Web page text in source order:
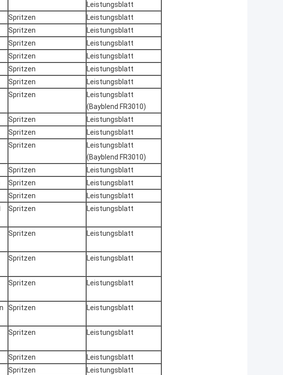
Leistungsblatt
Spritzen
Leistungsblatt
Spritzen
Leistungsblatt
Spritzen
Leistungsblatt
Spritzen
Leistungsblatt
Spritzen
Leistungsblatt
Spritzen
Leistungsblatt
Spritzen
Leistungsblatt
(Bayblend FR3010)
Spritzen
Leistungsblatt
Spritzen
Leistungsblatt
Spritzen
Leistungsblatt
(Bayblend FR3010)
Spritzen
Leistungsblatt
Spritzen
Leistungsblatt
Spritzen
Leistungsblatt
Spritzen Leistungsblatt
Spritzen Leistungsblatt
Spritzen Leistungsblatt
Spritzen Leistungsblatt
Spritzen Leistungsblatt
Spritzen Leistungsblatt
Spritzen
Leistungsblatt
Spritzen
Leistungsblatt